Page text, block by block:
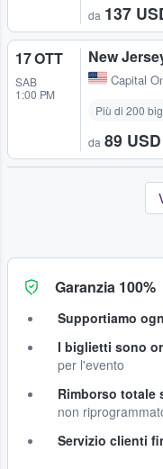
da 137
17 OTT
SAB
1:00 PM
New
Capital
Più di 200
da 89 USD
Garanzia 100%
Supportiamo
I biglietti sono
per l'evento
Rimborso totale
non
Servizio clienti